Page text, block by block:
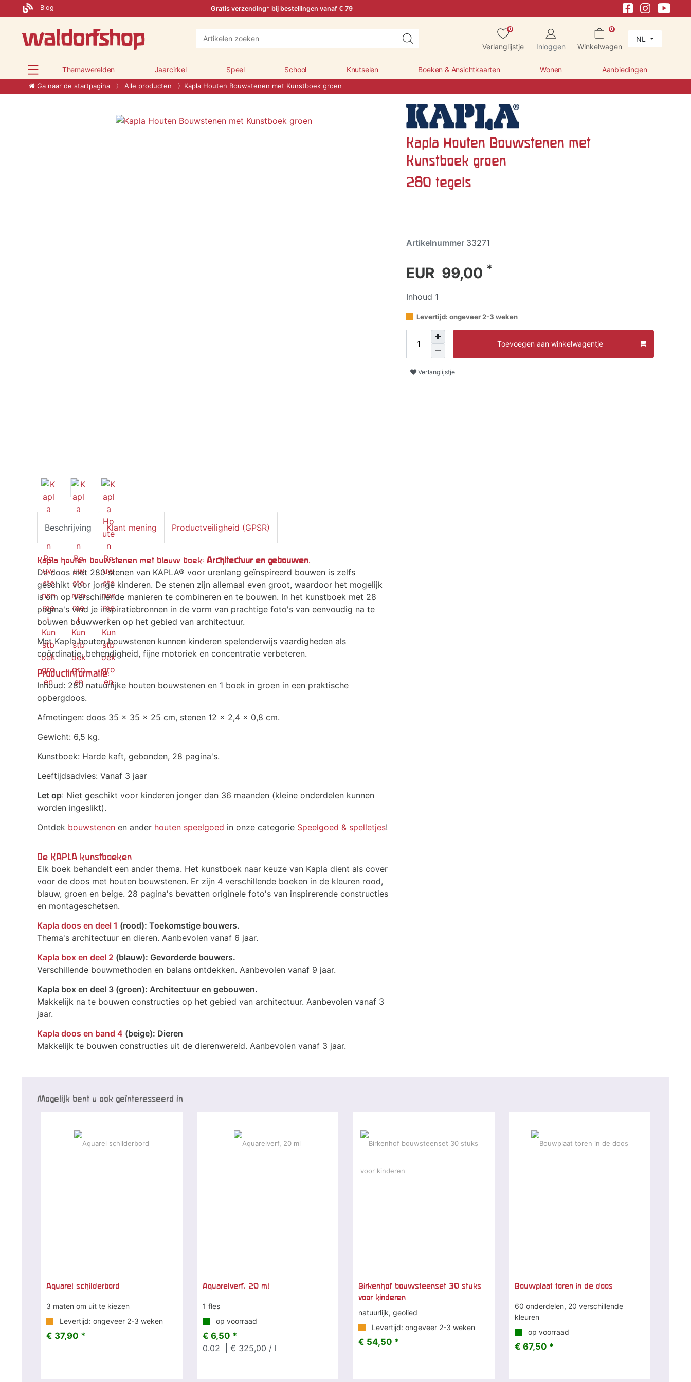
Blog Gratis verzending* bij bestellingen vanaf € 79
0
Verlanglijstje Inloggen
0
Winkelwagen
NL
Themawerelden Jaarcirkel Speel School Knutselen Boeken & Ansichtkaarten Wonen Aanbiedingen
Ga naar de startpagina Alle producten Kapla Houten Bouwstenen met Kunstboek groen
Kapla Houten Bouwstenen met
Kunstboek groen
280 tegels
Artikelnummer 33271
EUR 99,00 *
Inhoud 1
Levertijd: ongeveer 2-3 weken
Toevoegen aan winkelwagentje
Verlanglijstje
Beschrijving Klant mening Productveiligheid (GPSR)
Kapla houten bouwstenen met blauw boek: Architectuur en gebouwen.
De doos met 280 stenen van KAPLA® voor urenlang geïnspireerd bouwen is zelfs
geschikt voor jonge kinderen. De stenen zijn allemaal even groot, waardoor het mogelijk
is om op verschillende manieren te combineren en te bouwen. In het kunstboek met 28
pagina's vind je inspiratiebronnen in de vorm van prachtige foto's van eenvoudig na te
bouwen bouwwerken op het gebied van architectuur.
Met Kapla houten bouwstenen kunnen kinderen spelenderwijs vaardigheden als
coördinatie, behendigheid, fijne motoriek en concentratie verbeteren.
Productinformatie:
Inhoud: 280 natuurlijke houten bouwstenen en 1 boek in groen in een praktische
opbergdoos.
Afmetingen: doos 35 x 35 x 25 cm, stenen 12 x 2,4 x 0,8 cm.
Gewicht: 6,5 kg.
Kunstboek: Harde kaft, gebonden, 28 pagina's.
Leeftijdsadvies: Vanaf 3 jaar
Let op: Niet geschikt voor kinderen jonger dan 36 maanden (kleine onderdelen kunnen
worden ingeslikt).
Ontdek bouwstenen en ander houten speelgoed in onze categorie Speelgoed & spelletjes!
De KAPLA kunstboeken
Elk boek behandelt een ander thema. Het kunstboek naar keuze van Kapla dient als cover
voor de doos met houten bouwstenen. Er zijn 4 verschillende boeken in de kleuren rood,
blauw, groen en beige. 28 pagina's bevatten originele foto's van inspirerende constructies
en montageschetsen.
Kapla doos en deel 1 (rood): Toekomstige bouwers.
Thema's architectuur en dieren. Aanbevolen vanaf 6 jaar.
Kapla box en deel 2 (blauw): Gevorderde bouwers.
Verschillende bouwmethoden en balans ontdekken. Aanbevolen vanaf 9 jaar.
Kapla box en deel 3 (groen): Architectuur en gebouwen.
Makkelijk na te bouwen constructies op het gebied van architectuur. Aanbevolen vanaf 3
jaar.
Kapla doos en band 4 (beige): Dieren
Makkelijk te bouwen constructies uit de dierenwereld. Aanbevolen vanaf 3 jaar.
Mogelijk bent u ook geïnteresseerd in
Aquarel schilderbord
3 maten om uit te kiezen
Levertijd: ongeveer 2-3 weken
€ 37,90 *
Aquarelverf, 20 ml
1 fles
op voorraad
€ 6,50 *
0.02
| € 325,00 / l
Birkenhof bouwsteenset 30 stuks
voor kinderen
natuurlijk, geolied
Levertijd: ongeveer 2-3 weken
€ 54,50 *
Bouwplaat toren in de doos
60 onderdelen, 20 verschillende
kleuren
op voorraad
€ 67,50 *